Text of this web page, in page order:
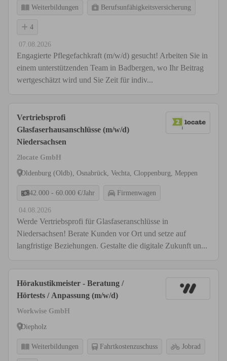
Weiterbildungen Berufsunfähigkeitsversicherung
4
07.08.2026
Engagierte Pflegefachkraft (m/w/d) gesucht! Arbeiten Sie in
einem unterstützenden Team in Badbergen, wo Ihr Beitrag
wertgeschätzt wird und Sie Zeit für indiv...
Vertriebsprofi
Glasfaserhausanschlüsse (m/w/d)
Niedersachsen
2locate GmbH
Oldenburg (Oldb), Osnabrück, Vechta, Cloppenburg, Meppen
42.000 - 60.000 €/Jahr Firmenwagen
04.08.2026
Werde Vertriebsprofi für Glasfaseranschlüsse in
Niedersachsen! Berate Kunden vor Ort und setze auf
langfristige Beziehungen. Gestalte die digitale Zukunft un...
Hörakustikmeister - Beratung /
Hörtests / Anpassung (m/w/d)
Workwise GmbH
Diepholz
Weiterbildungen Fahrtkostenzuschuss Jobrad